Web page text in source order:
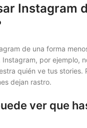
Instagram
de una forma
Instagram, por ejemplo,
quién ve tus stories.
dejan rastro.
ver que